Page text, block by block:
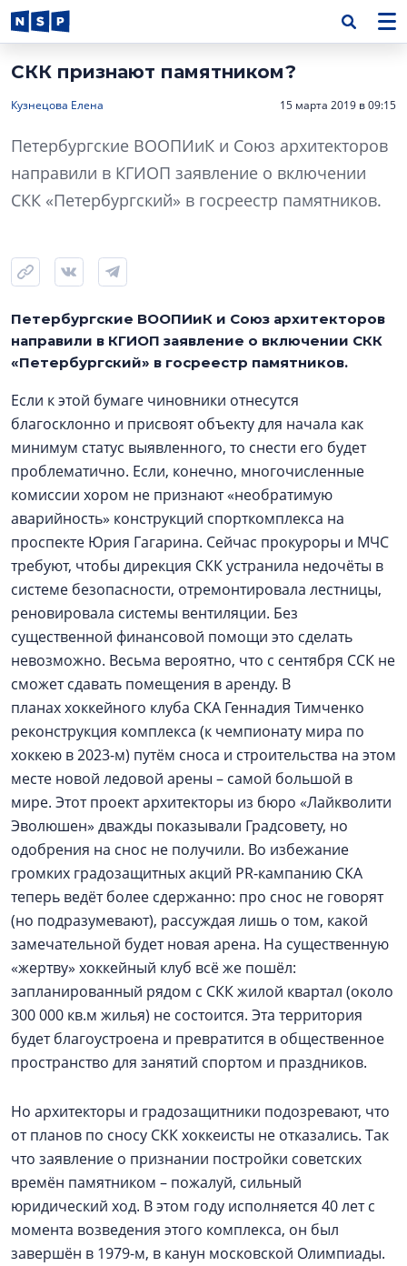
СКК признают памятником?
Кузнецова Елена 15 марта 2019 в 09:15
Петербургские ВООПИиК и Союз архитекторов
направили в КГИОП заявление о включении
СКК «Петербургский» в госреестр памятников.
Петербургские ВООПИиК и Союз архитекторов
направили в КГИОП заявление о включении СКК
«Петербургский» в госреестр памятников.
Если к этой бумаге чиновники отнесутся
благосклонно и присвоят объекту для начала как
минимум статус выявленного, то снести его будет
проблематично. Если, конечно, многочисленные
комиссии хором не признают «необратимую
аварийность» конструкций спорткомплекса на
проспекте Юрия Гагарина. Сейчас прокуроры и МЧС
требуют, чтобы дирекция СКК устранила недочёты в
системе безопасности, отремонтировала лестницы,
реновировала системы вентиляции. Без
существенной финансовой помощи это сделать
невозможно. Весьма вероятно, что с сентября ССК не
сможет сдавать помещения в аренду. В
планах хоккейного клуба СКА Геннадия Тимченко
реконструкция комплекса (к чемпионату мира по
хоккею в 2023-м) путём сноса и строительства на этом
месте новой ледовой арены – самой большой в
мире. Этот проект архитекторы из бюро «Лайкволити
Эволюшен» дважды показывали Градсовету, но
одобрения на снос не получили. Во избежание
громких градозащитных акций PR-кампанию СКА
теперь ведёт более сдержанно: про снос не говорят
(но подразумевают), рассуждая лишь о том, какой
замечательной будет новая арена. На существенную
«жертву» хоккейный клуб всё же пошёл:
запланированный рядом с СКК жилой квартал (около
300 000 кв.м жилья) не состоится. Эта территория
будет благоустроена и превратится в общественное
пространство для занятий спортом и праздников.
Но архитекторы и градозащитники подозревают, что
от планов по сносу СКК хоккеисты не отказались. Так
что заявление о признании постройки советских
времён памятником – пожалуй, сильный
юридический ход. В этом году исполняется 40 лет с
момента возведения этого комплекса, он был
завершён в 1979-м, в канун московской Олимпиады.